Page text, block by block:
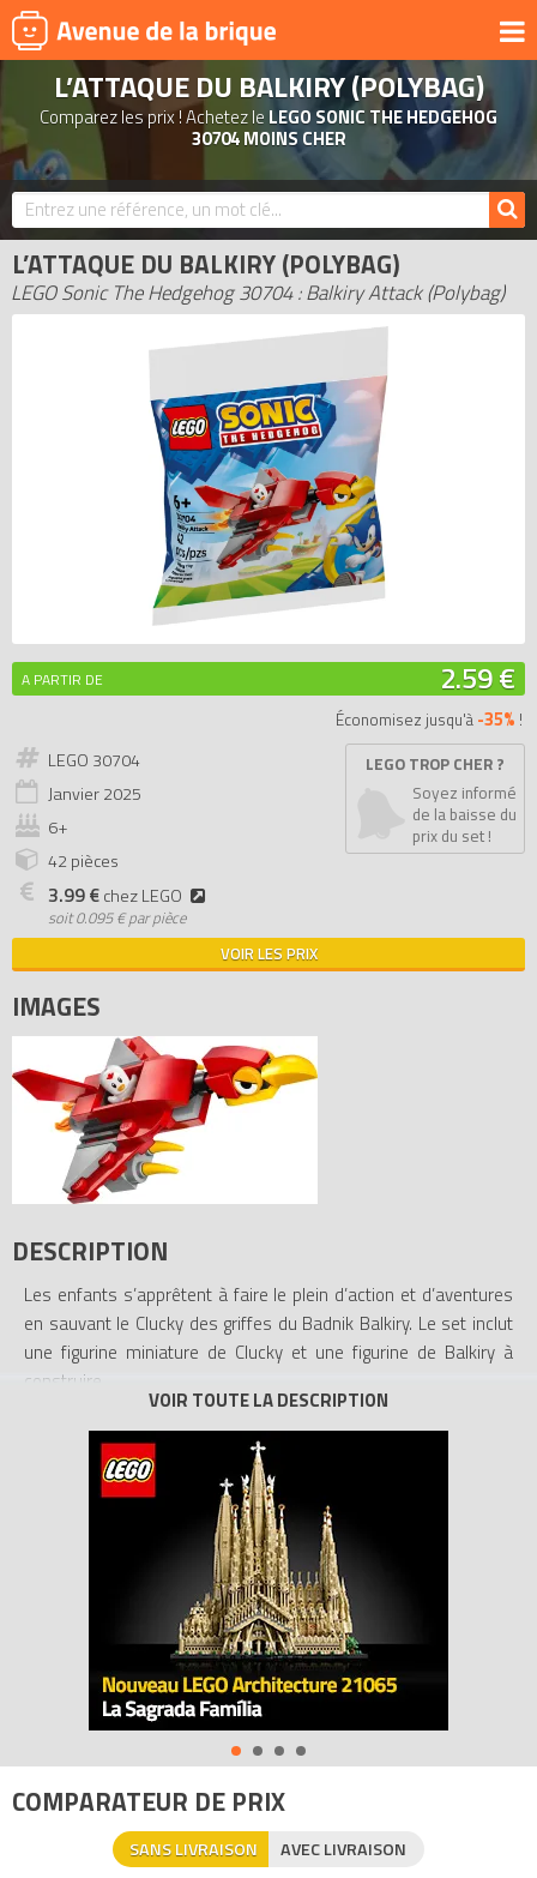
UNIVERS
PRODUITS DÉRIVÉS
NOUVEAUTÉS
LEGO 2026
BONS PLANS
ACTUALITÉS
ASSOCIATIONS DE FANS
EXPOSITIONS LEGO
LEGO LES PLUS CHERS
DERNIERS LEGO AJOUTÉS
L’ATTAQUE DU BALKIRY (POLYBAG)
Comparez les prix ! Achetez le LEGO SONIC THE HEDGEHOG
30704 MOINS CHER
L’ATTAQUE DU BALKIRY (POLYBAG)
LEGO Sonic The Hedgehog 30704 : Balkiry Attack (Polybag)
A PARTIR DE 2.59 €
Économisez jusqu'à -35% !
LEGO 30704
Janvier2025
6+
42 pièces
3.99 €chez LEGO
soit0.095 € par pièce
LEGO TROP CHER ?
Soyez informé
de la baisse du
prix du set !
VOIR LES PRIX
IMAGES
DESCRIPTION
Les enfants s’apprêtent à faire le plein d’action et d’aventures
en sauvant le Clucky des griffes du Badnik Balkiry. Le set inclut
une figurine miniature de Clucky et une figurine de Balkiry à
construire.
Tous les prix duLEGO Sonic The Hedgehog 30704 L’attaque du
Balkiry (Polybag) (Balkiry Attack (Polybag))
brique, comparateur de prix 100% LEGO.
Code EAN du LEGO Sonic The Hedgehog 30704 :
COMPARATEUR DE PRIX
SANS LIVRAISON AVEC LIVRAISON